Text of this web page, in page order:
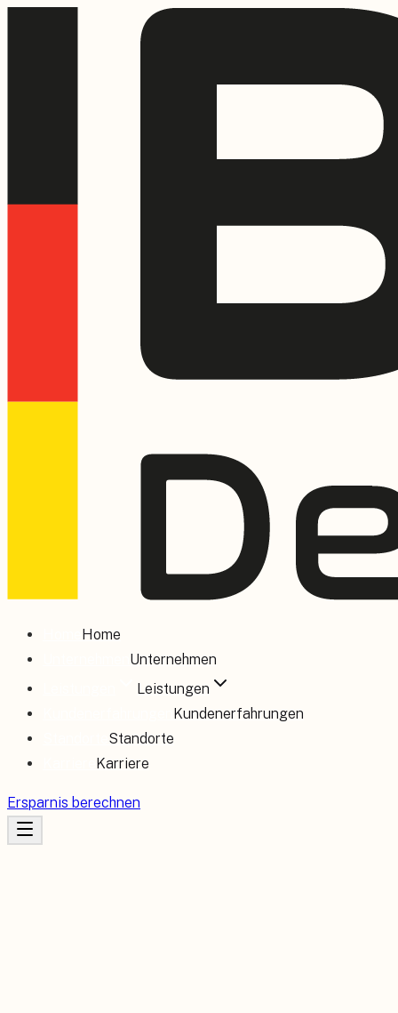
Home
Unternehmen
Leistungen
Kundenerfahrungen
Standorte
Karriere
Ersparnis berechnen